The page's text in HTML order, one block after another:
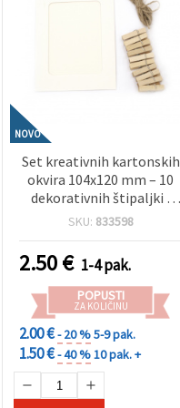
NOVO
Set kreativnih kartonskih
okvira 104x120 mm – 10
dekorativnih štipaljki i
bijela konoplja za
zidnu dekoraciju i DIY
rukotvorine
SKU: 833598
2.50€ 1-4 pak.
POPUSTI
ZA KOLIČINU
2.00 €- 20 %5-9 pak.
1.50 €- 40 %10 pak. +